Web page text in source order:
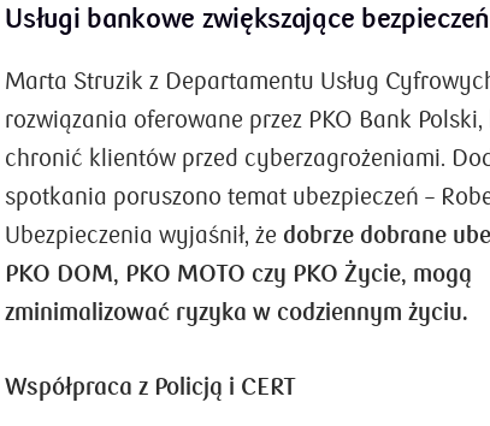
Usługi bankowe zwiększające
Marta Struzik z Departamentu Usług
rozwiązania oferowane przez PKO Bank
chronić klientów przed cyberzagrożeniami.
spotkania poruszono temat ubezpieczeń –
Ubezpieczenia wyjaśnił, że dobrze dobrane
PKO DOM, PKO MOTO czy PKO Życie, mogą
zminimalizować ryzyka w codziennym życiu.
Współpraca z Policją i CERT